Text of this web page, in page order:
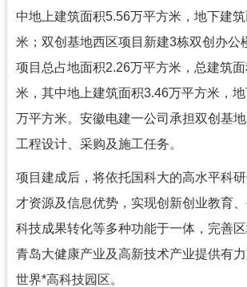
中地上建筑面积5.56万平方米，地下建
米；双创基地西区项目新建3栋双创办公
项目总占地面积2.26万平方米，总建筑
米，其中地上建筑面积3.46万平方米，
万平方米。安徽电建一公司承担双创基
工程设计、采购及施工任务。
项目建成后，将依托国科大的高水平科
才资源及信息优势，实现创新创业教育、
科技成果转化等多种功能于一体，完善
青岛大健康产业及高新技术产业提供有
世界*高科技园区。